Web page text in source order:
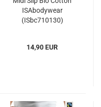
ISAbodywear
(ISbc710130)
14,90 EUR